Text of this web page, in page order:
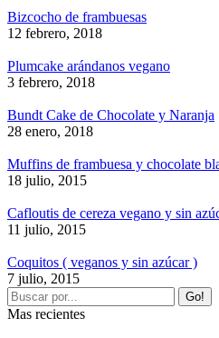
Bizcocho de frambuesas
12 febrero, 2018
Plumcake arándanos vegano
3 febrero, 2018
Bundt Cake de Chocolate y Naranja
28 enero, 2018
Muffins de frambuesa y chocolate
18 julio, 2015
Cafloutis de cereza vegano y sin
11 julio, 2015
Coquitos ( veganos y sin azúcar )
7 julio, 2015
Mas recientes